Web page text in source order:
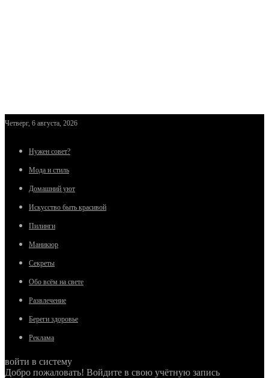
Четверг, 6 августа, 2026
Нужен совет?
Мода и стиль
Домашний уют
Искусство быть красивой
Пилинги
Маникюр
Секреты
Обо всём на свете
Развлечение
Береги здоровье
Реклама
войти в систему
Добро пожаловать! Войдите в свою учётную запись